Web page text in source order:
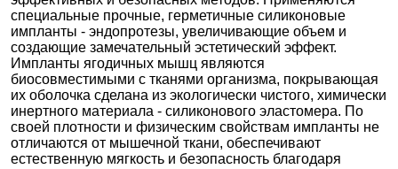
специальные прочные, герметичные силиконовые
импланты - эндопротезы, увеличивающие объем и
создающие замечательный эстетический эффект.
Импланты ягодичных мышц являются
биосовместимыми с тканями организма, покрывающая
их оболочка сделана из экологически чистого, химически
инертного материала - силиконового эластомера. По
своей плотности и физическим свойствам импланты не
отличаются от мышечной ткани, обеспечивают
естественную мягкость и безопасность благодаря